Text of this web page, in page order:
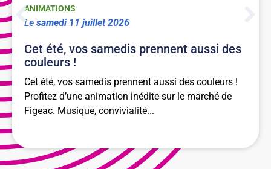
ANIMATIONS
le samedi 11 juillet 2026
Cet été, vos samedis prennent aussi des
couleurs !
Cet été, vos samedis prennent aussi des couleurs !
Profitez d’une animation inédite sur le marché de
Figeac. Musique, convivialité...